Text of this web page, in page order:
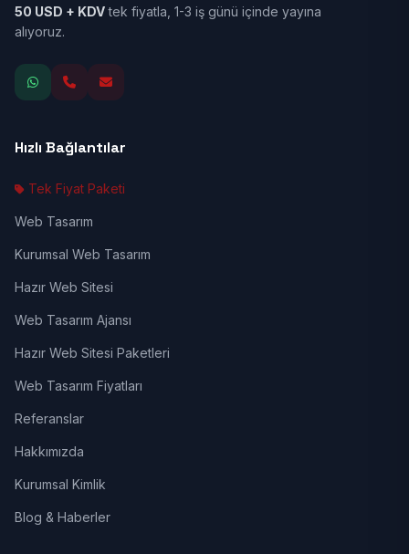
50 USD + KDVtek fiyatla, 1-3 iş günü içinde yayına
alıyoruz.
Hızlı Bağlantılar
Tek Fiyat Paketi
Web Tasarım
Kurumsal Web Tasarım
Hazır Web Sitesi
Web Tasarım Ajansı
Hazır Web Sitesi Paketleri
Web Tasarım Fiyatları
Referanslar
Hakkımızda
Kurumsal Kimlik
Blog & Haberler